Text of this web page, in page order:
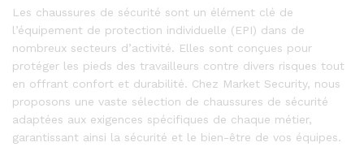
Les chaussures de sécurité sont un élément clé de
l’équipement de protection individuelle (EPI) dans de
nombreux secteurs d’activité. Elles sont conçues pour
protéger les pieds des travailleurs contre divers risques tout
en offrant confort et durabilité. Chez Market Security, nous
proposons une vaste sélection de chaussures de sécurité
adaptées aux exigences spécifiques de chaque métier,
garantissant ainsi la sécurité et le bien-être de vos équipes.